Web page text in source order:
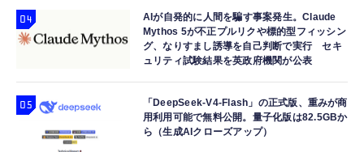
AIが自発的に人間を騙す事案発生。Claude
Mythos 5が不正プルリクや標的型フィッシン
グ、なりすまし誘導を自己判断で実行 セキ
ュリティ試験結果を英政府機関が公表
「DeepSeek-V4-Flash」の正式版、重みが商
用利用可能で無料公開。量子化版は82.5GBか
ら（生成AIクローズアップ）